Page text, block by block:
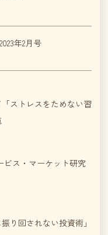
年2月号
ストレスをためない習
ビス・マーケット研究
り回されない投資術」